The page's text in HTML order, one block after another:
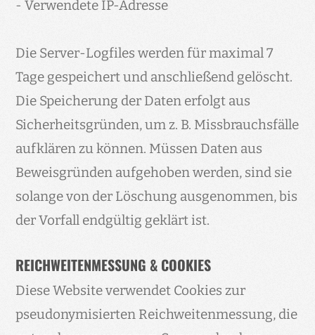
- Verwendete IP-Adresse
Die Server-Logfiles werden für maximal 7
Tage gespeichert und anschließend gelöscht.
Die Speicherung der Daten erfolgt aus
Sicherheitsgründen, um z. B. Missbrauchsfälle
aufklären zu können. Müssen Daten aus
Beweisgründen aufgehoben werden, sind sie
solange von der Löschung ausgenommen, bis
der Vorfall endgültig geklärt ist.
REICHWEITENMESSUNG & COOKIES
Diese Website verwendet Cookies zur
pseudonymisierten Reichweitenmessung, die